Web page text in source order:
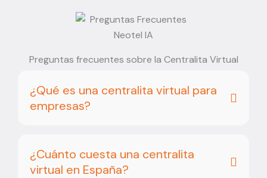
Preguntas frecuentes sobre la Centralita Virtual
¿Qué es una centralita virtual para
empresas?
¿Cuánto cuesta una centralita
virtual en España?